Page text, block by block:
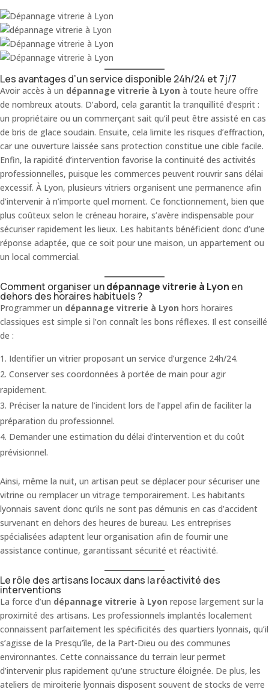
Les avantages d’un service disponible 24h/24 et 7j/7
Avoir accès à un dépannage vitrerie à Lyon à toute heure offre
de nombreux atouts. D’abord, cela garantit la tranquillité d’esprit :
un propriétaire ou un commerçant sait qu’il peut être assisté en cas
de bris de glace soudain. Ensuite, cela limite les risques d’effraction,
car une ouverture laissée sans protection constitue une cible facile.
Enfin, la rapidité d’intervention favorise la continuité des activités
professionnelles, puisque les commerces peuvent rouvrir sans délai
excessif. À Lyon, plusieurs vitriers organisent une permanence afin
d’intervenir à n’importe quel moment. Ce fonctionnement, bien que
plus coûteux selon le créneau horaire, s’avère indispensable pour
sécuriser rapidement les lieux. Les habitants bénéficient donc d’une
réponse adaptée, que ce soit pour une maison, un appartement ou
un local commercial.
Comment organiser undépannage vitrerie à Lyon en
dehors des horaires habituels ?
Programmer un dépannage vitrerie à Lyon hors horaires
classiques est simple si l’on connaît les bons réflexes. Il est conseillé
de :
Identifier un vitrier proposant un service d’urgence 24h/24.
Conserver ses coordonnées à portée de main pour agir
rapidement.
Préciser la nature de l’incident lors de l’appel afin de faciliter la
préparation du professionnel.
Demander une estimation du délai d’intervention et du coût
prévisionnel.
Ainsi, même la nuit, un artisan peut se déplacer pour sécuriser une
vitrine ou remplacer un vitrage temporairement. Les habitants
lyonnais savent donc qu’ils ne sont pas démunis en cas d’accident
survenant en dehors des heures de bureau. Les entreprises
spécialisées adaptent leur organisation afin de fournir une
assistance continue, garantissant sécurité et réactivité.
Le rôle des artisans locaux dans la réactivité des
interventions
La force d’un dépannage vitrerie à Lyon repose largement sur la
proximité des artisans. Les professionnels implantés localement
connaissent parfaitement les spécificités des quartiers lyonnais, qu’il
s’agisse de la Presqu’île, de la Part-Dieu ou des communes
environnantes. Cette connaissance du terrain leur permet
d’intervenir plus rapidement qu’une structure éloignée. De plus, les
ateliers de miroiterie lyonnais disposent souvent de stocks de verre